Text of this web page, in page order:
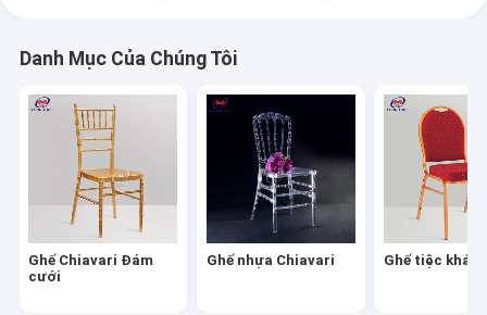
Ghế nhựa sự kiện
Bảng acrylic trong suốt
Ghế ăn tiệc
Danh Mục Của Chúng Tôi
Ghế Chiavari Đám
cưới
Ghế nhựa Chiavari Ghế tiệc